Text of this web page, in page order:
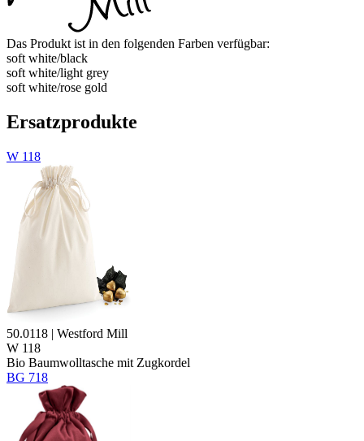
Das Produkt ist in den folgenden Farben verfügbar:
soft white/​black
soft white/​light grey
soft white/​rose gold
Ersatzprodukte
W 118
50.0118 | Westford Mill
W 118
Bio Baumwolltasche mit Zugkordel
BG 718